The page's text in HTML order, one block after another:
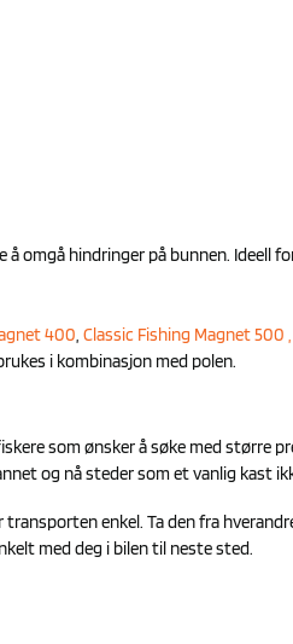
omgå hindringer på bunnen. Ideell
400,Classic Fishing Magnet 500
i kombinasjon med polen.
som ønsker å søke med større
og nå steder som et vanlig kast
enkel. Ta den fra
med deg i bilen til neste sted.